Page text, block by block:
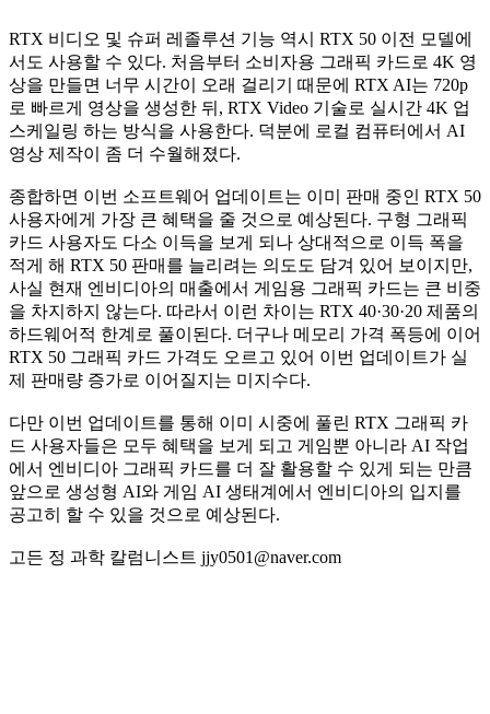
RTX 비디오 및 슈퍼 레졸루션 기능 역시 RTX 50 이전 모델에
서도 사용할 수 있다. 처음부터 소비자용 그래픽 카드로 4K 영
상을 만들면 너무 시간이 오래 걸리기 때문에 RTX AI는 720p
로 빠르게 영상을 생성한 뒤, RTX Video 기술로 실시간 4K 업
스케일링 하는 방식을 사용한다. 덕분에 로컬 컴퓨터에서 AI
영상 제작이 좀 더 수월해졌다.
종합하면 이번 소프트웨어 업데이트는 이미 판매 중인 RTX 50
사용자에게 가장 큰 혜택을 줄 것으로 예상된다. 구형 그래픽
카드 사용자도 다소 이득을 보게 되나 상대적으로 이득 폭을
적게 해 RTX 50 판매를 늘리려는 의도도 담겨 있어 보이지만,
사실 현재 엔비디아의 매출에서 게임용 그래픽 카드는 큰 비중
을 차지하지 않는다. 따라서 이런 차이는 RTX 40·30·20 제품의
하드웨어적 한계로 풀이된다. 더구나 메모리 가격 폭등에 이어
RTX 50 그래픽 카드 가격도 오르고 있어 이번 업데이트가 실
제 판매량 증가로 이어질지는 미지수다.
다만 이번 업데이트를 통해 이미 시중에 풀린 RTX 그래픽 카
드 사용자들은 모두 혜택을 보게 되고 게임뿐 아니라 AI 작업
에서 엔비디아 그래픽 카드를 더 잘 활용할 수 있게 되는 만큼
앞으로 생성형 AI와 게임 AI 생태계에서 엔비디아의 입지를
공고히 할 수 있을 것으로 예상된다.
고든 정 과학 칼럼니스트 jjy0501@naver.com